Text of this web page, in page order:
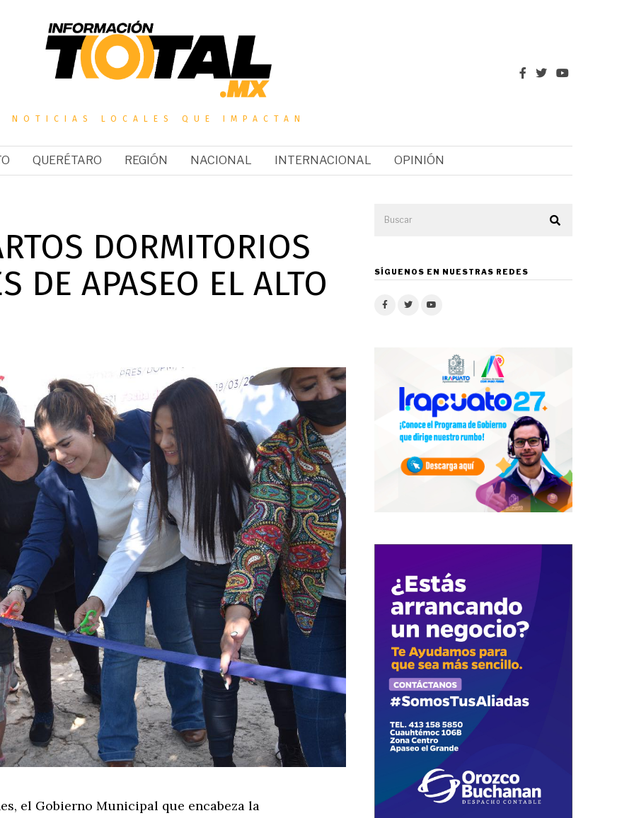
NOTICIAS LOCALES QUE IMPACTAN
QUERÉTARO REGIÓN NACIONAL INTERNACIONAL OPINIÓN
DORMITORIOS
DE APASEO EL ALTO
el Gobierno Municipal que encabeza la
SÍGUENOS EN NUESTRAS REDES